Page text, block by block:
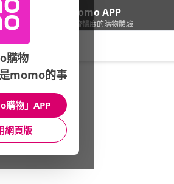
下載momo APP
給你3倍流暢度的購物體驗
戶外用品/男款上衣
本館精選商品
館長推薦 月銷量
購物
momo的事
購物」APP
網頁版